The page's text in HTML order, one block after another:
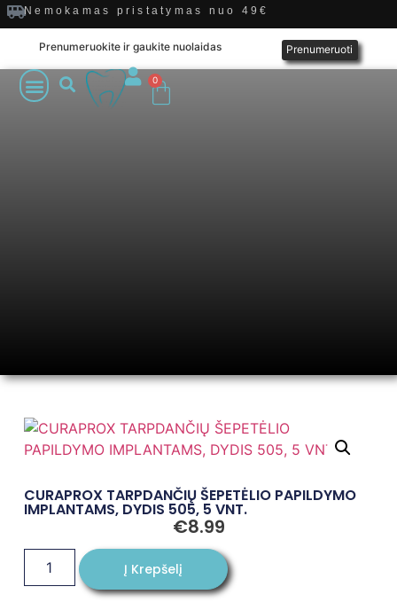
Nemokamas pristatymas nuo 49€
Prenumeruokite ir gaukite nuolaidas Prenumeruoti
0
CURAPROX TARPDANČIŲ ŠEPETĖLIO PAPILDYMO
IMPLANTAMS, DYDIS 505, 5 VNT.
€8.99
Į Krepšelį